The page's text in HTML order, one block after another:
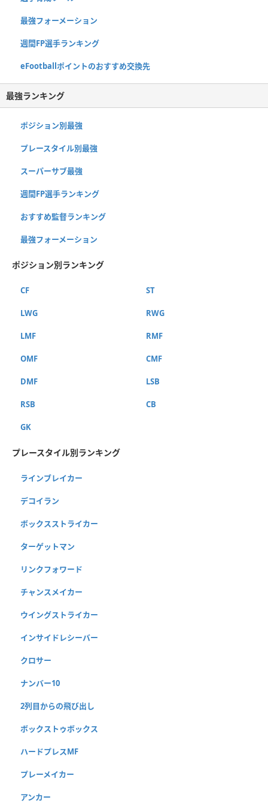
最強フォーメーション
週間FP選手ランキング
eFootballポイントのおすすめ交換先
最強ランキング
ポジション別最強
プレースタイル別最強
スーパーサブ最強
週間FP選手ランキング
おすすめ監督ランキング
最強フォーメーション
ポジション別ランキング
CF ST
LWG RWG
LMF RMF
OMF CMF
DMF LSB
RSB CB
GK
プレースタイル別ランキング
ラインブレイカー
デコイラン
ボックスストライカー
ターゲットマン
リンクフォワード
チャンスメイカー
ウイングストライカー
インサイドレシーバー
クロサー
ナンバー10
2列目からの飛び出し
ボックストゥボックス
ハードプレスMF
プレーメイカー
アンカー